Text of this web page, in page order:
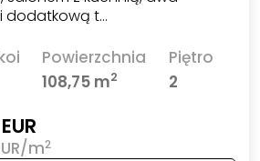
i dodatkową t…
Powierzchnia
108,75 m2
Piętro
2
m2